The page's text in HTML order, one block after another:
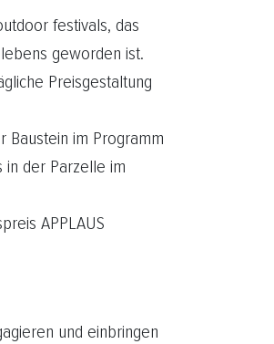
festivals, das
geworden ist.
Preisgestaltung
im Programm
in der Parzelle im
APPLAUS
und einbringen